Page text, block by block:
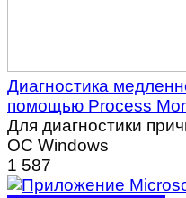
Диагностика
помощью Process
Для диагностики
ОС Windows
1 587